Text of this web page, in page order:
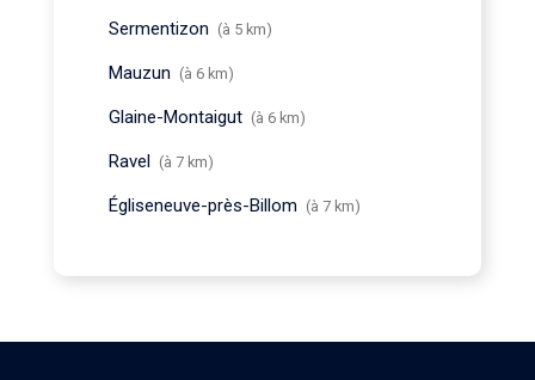
Sermentizon (à 5 km)
Mauzun (à 6 km)
Glaine-Montaigut (à 6 km)
Ravel (à 7 km)
Égliseneuve-près-Billom (à 7 km)